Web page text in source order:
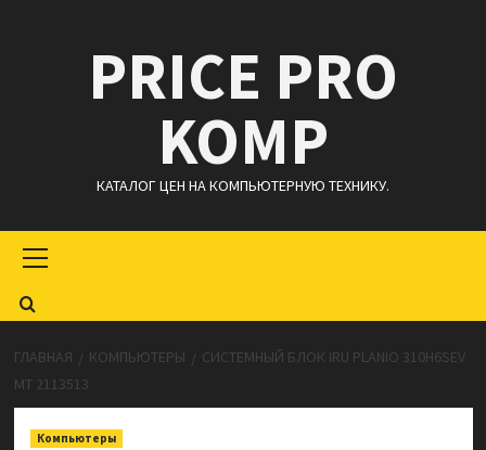
содержимомуPRICE PRO
KOMP
КАТАЛОГ ЦЕН НА КОМПЬЮТЕРНУЮ ТЕХНИКУ.
меню
ГЛАВНАЯ КОМПЬЮТЕРЫ
СИСТЕМНЫЙ БЛОК IRU PLANIO 310H6SEV
MT 2113513
Компьютеры